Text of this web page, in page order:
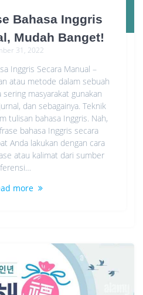
Bahasa Inggris
Mudah Banget!
31, 2022
Inggris Secara Manual –
atau metode dalam sebuah
masyarakat gunakan
dan sebagainya. Teknik
tulisan bahasa Inggris. Nah,
bahasa Inggris secara
Anda lakukan dengan cara
atau kalimat dari sumber
more